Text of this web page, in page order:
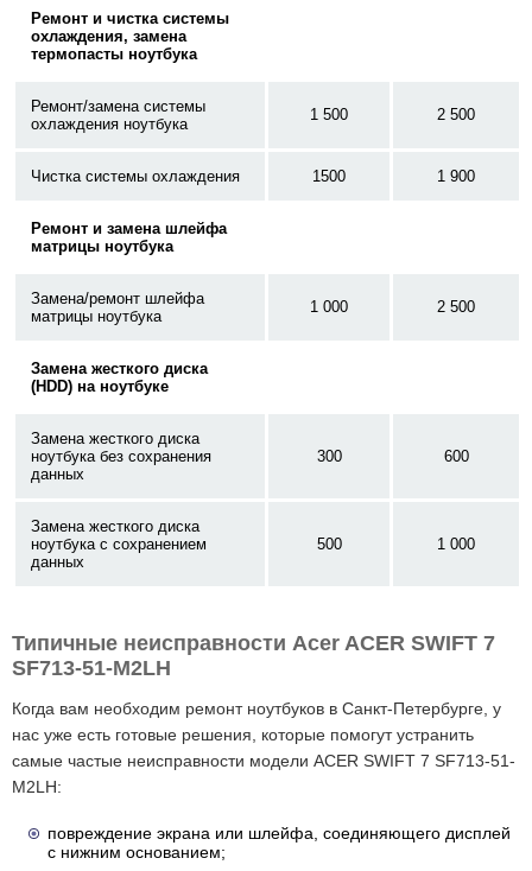
Ремонт и чистка системы
охлаждения, замена
термопасты ноутбука
Ремонт/замена системы
охлаждения ноутбука
1 500 2 500
Чистка системы охлаждения 1500 1 900
Ремонт и замена шлейфа
матрицы ноутбука
Замена/ремонт шлейфа
матрицы ноутбука
1 000 2 500
Замена жесткого диска
(HDD) на ноутбуке
Замена жесткого диска
ноутбука без сохранения
данных
300 600
Замена жесткого диска
ноутбука с сохранением
данных
500 1 000
Типичные неисправности Acer ACER SWIFT 7
SF713-51-M2LH
Когда вам необходим ремонт ноутбуков в Санкт-Петербурге, у
нас уже есть готовые решения, которые помогут устранить
самые частые неисправности модели ACER SWIFT 7 SF713-51-
M2LH:
повреждение экрана или шлейфа, соединяющего дисплей
с нижним основанием;